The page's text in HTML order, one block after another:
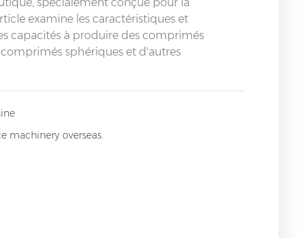
spécialement conçue pour la
examine les caractéristiques et
capacités à produire des comprimés
sphériques et d'autres
machinery overseas.